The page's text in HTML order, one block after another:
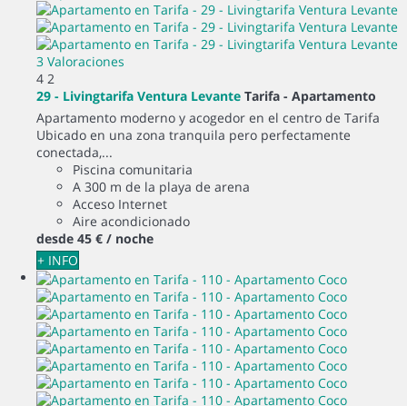
3 Valoraciones
4 2
29 - Livingtarifa Ventura Levante Tarifa - Apartamento
Apartamento moderno y acogedor en el centro de Tarifa
Ubicado en una zona tranquila pero perfectamente
conectada,...
Piscina comunitaria
A 300 m de la playa de arena
Acceso Internet
Aire acondicionado
desde 45 € / noche
+ INFO